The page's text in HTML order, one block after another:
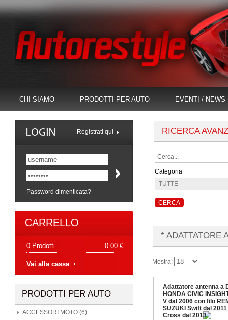
CHI SIAMO PRODOTTI PER AUTO EVENTI / NEWS
PRODOTTI PER AUTO
ACCESSORI MOTO (6)
Password dimenticata?
Registrati qui
CARRELLO
0 Prodotti 0.00 €
Vai alla cassa
* ADATTATORE
RICERCA
Categoria
Mostra:
Adattatore antenna a
HONDA CIVIC
V dal 2006 con filo
SUZUKI Swift dal 2011
Cross dal 2013